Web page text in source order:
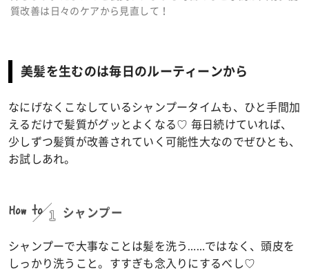
質改善は日々のケアから見直して！
美髪を生むのは毎日のルーティーンから
なにげなくこなしているシャンプータイムも、ひと手間加
えるだけで髪質がグッとよくなる♡ 毎日続けていれば、
少しずつ髪質が改善されていく可能性大なのでぜひとも、
お試しあれ。
How to 1 シャンプー
シャンプーで大事なことは髪を洗う……ではなく、頭皮を
しっかり洗うこと。すすぎも念入りにするべし♡